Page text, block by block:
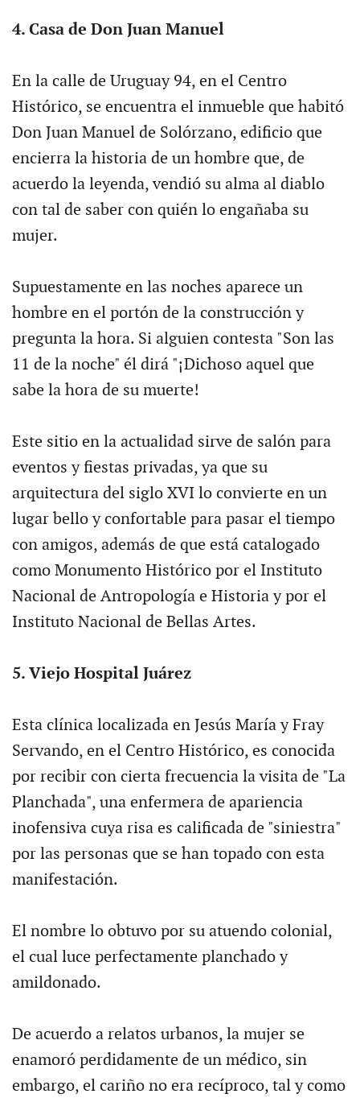
4. Casa de Don Juan Manuel
En la calle de Uruguay 94, en el Centro
Histórico, se encuentra el inmueble que habitó
Don Juan Manuel de Solórzano, edificio que
encierra la historia de un hombre que, de
acuerdo la leyenda, vendió su alma al diablo
con tal de saber con quién lo engañaba su
mujer.
Supuestamente en las noches aparece un
hombre en el portón de la construcción y
pregunta la hora. Si alguien contesta "Son las
11 de la noche" él dirá "¡Dichoso aquel que
sabe la hora de su muerte!
Este sitio en la actualidad sirve de salón para
eventos y fiestas privadas, ya que su
arquitectura del siglo XVI lo convierte en un
lugar bello y confortable para pasar el tiempo
con amigos, además de que está catalogado
como Monumento Histórico por el Instituto
Nacional de Antropología e Historia y por el
Instituto Nacional de Bellas Artes.
5. Viejo Hospital Juárez
Esta clínica localizada en Jesús María y Fray
Servando, en el Centro Histórico, es conocida
por recibir con cierta frecuencia la visita de "La
Planchada", una enfermera de apariencia
inofensiva cuya risa es calificada de "siniestra"
por las personas que se han topado con esta
manifestación.
El nombre lo obtuvo por su atuendo colonial,
el cual luce perfectamente planchado y
amildonado.
De acuerdo a relatos urbanos, la mujer se
enamoró perdidamente de un médico, sin
embargo, el cariño no era recíproco, tal y como